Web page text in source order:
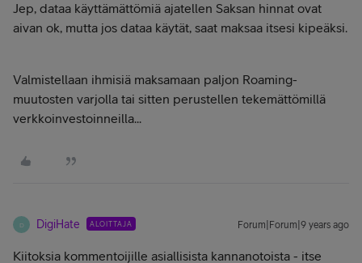
Jep, dataa käyttämättömiä ajatellen Saksan hinnat ovat
aivan ok, mutta jos dataa käytät, saat maksaa itsesi kipeäksi.
Valmistellaan ihmisiä maksamaan paljon Roaming-
muutosten varjolla tai sitten perustellen tekemättömillä
verkkoinvestoinneilla...
D DigiHate ALOITTAJA Forum|Forum|9 years ago
Kiitoksia kommentoijille asiallisista kannanotoista - itse